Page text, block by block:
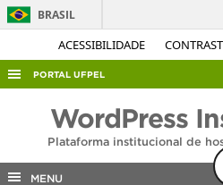
ACESSIBILIDADE
BRASIL
PORTAL UFPEL
AUDITORIA
COBALTO
WordPress
Plataforma institucional de
MENU